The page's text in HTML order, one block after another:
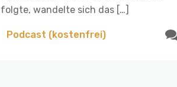
folgte, wandelte sich das […]
Podcast (kostenfrei)